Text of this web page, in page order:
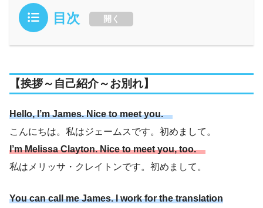
目次 開く
【挨拶～自己紹介～お別れ】
Hello, I’m James. Nice to meet you.
こんにちは。私はジェームスです。初めまして。
I’m Melissa Clayton. Nice to meet you, too.
私はメリッサ・クレイトンです。初めまして。
You can call me James. I work for the translation